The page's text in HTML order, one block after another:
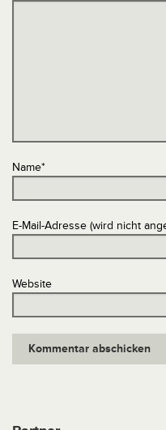
Name*
E-Mail-Adresse (wird nicht
Website